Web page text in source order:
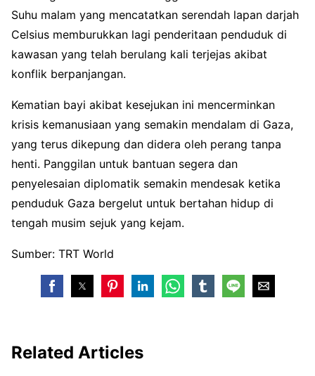
Suhu malam yang mencatatkan serendah lapan darjah
Celsius memburukkan lagi penderitaan penduduk di
kawasan yang telah berulang kali terjejas akibat
konflik berpanjangan.
Kematian bayi akibat kesejukan ini mencerminkan
krisis kemanusiaan yang semakin mendalam di Gaza,
yang terus dikepung dan didera oleh perang tanpa
henti. Panggilan untuk bantuan segera dan
penyelesaian diplomatik semakin mendesak ketika
penduduk Gaza bergelut untuk bertahan hidup di
tengah musim sejuk yang kejam.
Sumber: TRT World
Related Articles